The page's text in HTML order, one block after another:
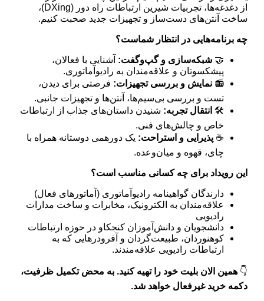
از دغدغه‌ها، تجربیات شیرین ارتباطات راه دور (DXing)،
ساخت آنتن‌های دست‌ساز و تجهیزات جدید صحبت کنیم.
چه برنامه‌هایی در انتظار شماست؟
🤝 شبکه‌سازی و گپ‌و‌گفت: آشنایی با فعالان،
پیشکسوتان و علاقه‌مندان به رادیوآماتوری.
📻 نمایش و بررسی تجهیزات: فرصتی برای دیدن،
تست و بررسی بی‌سیم‌ها، آنتن‌ها و تجهیزات جانبی.
🛠️ انتقال تجربه: شنیدن داستان‌های جذاب از ارتباطات
خاص و چالش‌های فنی.
☕ پذیرایی و استراحت: یک دورهمی دوستانه همراه با
چای، قهوه و میان‌وعده.
این رویداد برای چه کسانی مناسب است؟
دارندگان گواهینامه رادیوآماتوری (آماتورهای فعال)
علاقه‌مندان به الکترونیک، مخابرات و ساخت مدارات
رادیویی
دانشجویان و دانش‌آموزان کنجکاو در حوزه ارتباطات
کوهنوردان، طبیعت‌گردان و آفرودرهایی که به
ارتباطات رادیویی علاقه‌مندند.
👇 همین الان بلیت خود را تهیه کنید. به محض تکمیل ظرفیت،
دکمه خرید غیرفعال خواهد شد.